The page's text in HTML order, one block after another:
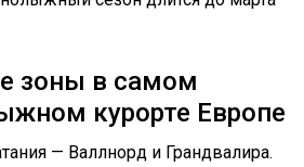
зоны в самом
курорте Европе
— Валлнорд и Грандвалира.